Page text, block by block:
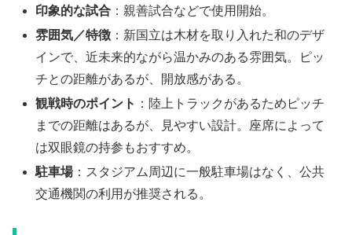
印象的な試合 ：親善試合などで使用開始。
雰囲気／特徴 ：新国立は木材を取り入れた和のデザ
インで、近未来的ながら温かみのある雰囲気。ピッ
チとの距離があるが、開放感がある。
観戦時のポイント ：陸上トラックがあるためピッチ
までの距離はあるが、見やすい設計。座席によって
は双眼鏡の持参もおすすめ。
駐車場：スタジアム周辺に一般駐車場はなく、公共
交通機関の利用が推奨される。